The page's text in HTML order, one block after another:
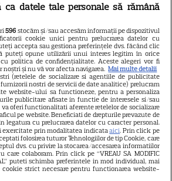
turci ai
VEDETE STRĂINE
Onur Özaydın se alătură
serialului „La marginea lumii”.
Va interpreta prima iubire a
Alyei Albora
ca datele tale personale să rămână
596 stocăm și/sau accesăm informații pe dispozitivul
cookie unici pentru prelucrarea datelor cu
accepta sau gestiona preferințele dvs. făcând clic
puteți opune utilizării unui interes legitim în orice
politica de confidențialitate. Aceste alegeri vor fi
noștri și nu vă vor afecta navigarea. Mai multe detalii
(retelele de socializare si agentiile de publicitate
nostri de servicii de date analitice) prelucram
website-ului sa functioneze, pentru a personaliza
publicitare afisate in functie de interesele si/sau
va oferi functionalitati aferente retelelor de socializare
pe website. Beneficiati de drepturile prevazute de
legatura cu prelucrarea datelor cu caracter personal.
exercitate prin modalitatea indicataaici. Prin click pe
folosirea tuturor Tehnologiilor de tip Cookie, care
dvs. cu privire la stocarea/accesarea informatiilor
care colaboram. Prin click pe “VREAU SA MODIFIC
puteti schimba preferintele in mod individual, mai
strict necesare pentru functionarea website-